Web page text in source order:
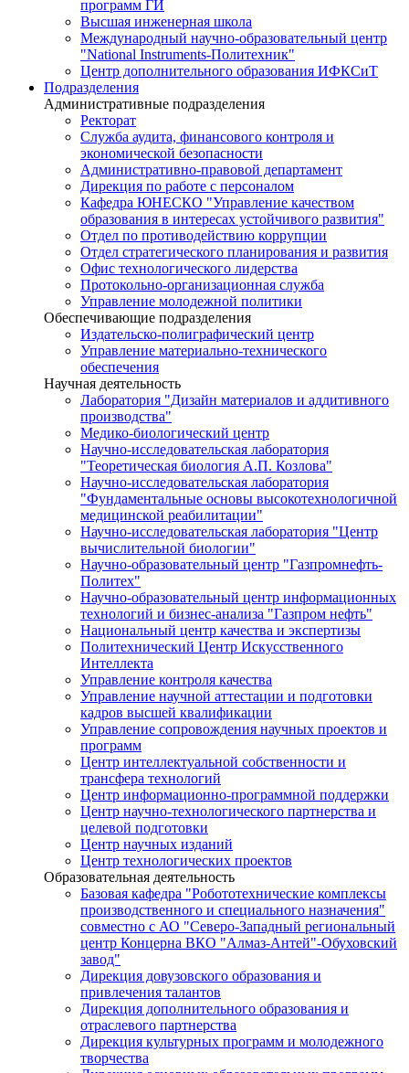
программ ГИ
Высшая инженерная школа
Международный научно-образовательный центр
"National Instruments-Политехник"
Центр дополнительного образования ИФКСиТ
Подразделения
Административные подразделения
Ректорат
Служба аудита, финансового контроля и
экономической безопасности
Административно-правовой департамент
Дирекция по работе с персоналом
Кафедра ЮНЕСКО "Управление качеством
образования в интересах устойчивого развития"
Отдел по противодействию коррупции
Отдел стратегического планирования и развития
Офис технологического лидерства
Протокольно-организационная служба
Управление молодежной политики
Обеспечивающие подразделения
Издательско-полиграфический центр
Управление материально-технического
обеспечения
Научная деятельность
Лаборатория "Дизайн материалов и аддитивного
производства"
Медико-биологический центр
Научно-исследовательская лаборатория
"Теоретическая биология А.П. Козлова"
Научно-исследовательская лаборатория
"Фундаментальные основы высокотехнологичной
медицинской реабилитации"
Научно-исследовательская лаборатория "Центр
вычислительной биологии"
Научно-образовательный центр "Газпромнефть-
Политех"
Научно-образовательный центр информационных
технологий и бизнес-анализа "Газпром нефть"
Национальный центр качества и экспертизы
Политехнический Центр Искусственного
Интеллекта
Управление контроля качества
Управление научной аттестации и подготовки
кадров высшей квалификации
Управление сопровождения научных проектов и
программ
Центр интеллектуальной собственности и
трансфера технологий
Центр информационно-программной поддержки
Центр научно-технологического партнерства и
целевой подготовки
Центр научных изданий
Центр технологических проектов
Образовательная деятельность
Базовая кафедра "Робототехнические комплексы
производственного и специального назначения"
совместно с АО "Северо-Западный региональный
центр Концерна ВКО "Алмаз-Антей"-Обуховский
завод"
Дирекция довузовского образования и
привлечения талантов
Дирекция дополнительного образования и
отраслевого партнерства
Дирекция культурных программ и молодежного
творчества